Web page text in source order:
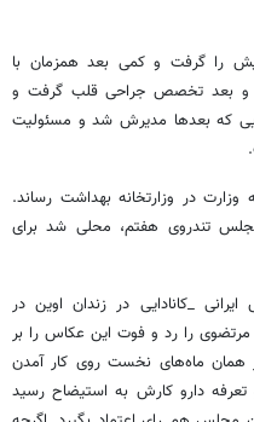
را گرفت و کمی بعد همزمان با
و بعد تخصص جراحی قلب گرفت و
که بعدها مدیرش شد و مسئولیت
در وزارتخانه بهداشت رساند.
تندروی هفتم، محلی شد برای
_کانادایی در زندان اوین در
را رد و فوت این عکاس را بر
همان ماه‌های نخست روی کار آمدن
دارو کارش به استیضاح رسید